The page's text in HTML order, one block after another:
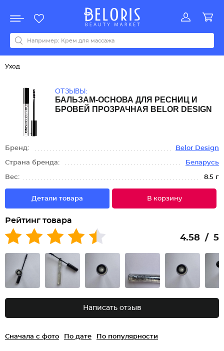
Акции
Все бренды
0-9 Ф
Уход
ОТЗЫВЫ:
БАЛЬЗАМ-ОСНОВА ДЛЯ РЕСНИЦ И
БРОВЕЙ ПРОЗРАЧНАЯ BELOR DESIGN
Бренд: Belor Design
Страна бренда: Беларусь
Вес: 8.5 г
Детали товара В корзину
Рейтинг товара
4.58 / 5
Написать отзыв
Сначала с фото По дате По популярности